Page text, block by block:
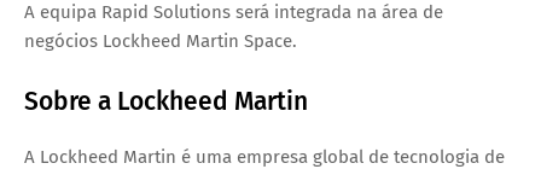
A equipa Rapid Solutions será integrada na área de
negócios Lockheed Martin Space.
Sobre a Lockheed Martin
A Lockheed Martin é uma empresa global de tecnologia de